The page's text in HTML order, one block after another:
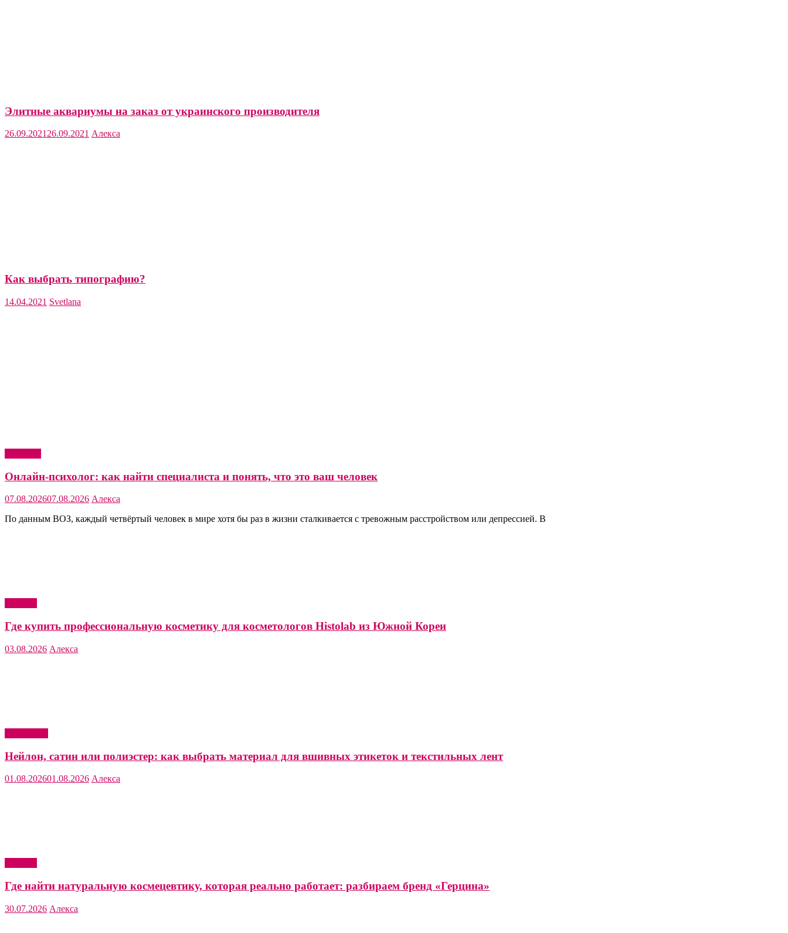
Элитные аквариумы на заказ от украинского производителя
26.09.202126.09.2021 Алекса
Как выбрать типографию?
14.04.2021 Svetlana
Онлайн-психолог: как найти специалиста и понять, что это ваш человек
07.08.202607.08.2026 Алекса
По данным ВОЗ, каждый четвёртый человек в мире хотя бы раз в жизни сталкивается с тревожным расстройством или депрессией. В
Где купить профессиональную косметику для косметологов Histolab из Южной Кореи
03.08.2026 Алекса
Нейлон, сатин или полиэстер: как выбрать материал для вшивных этикеток и текстильных лент
01.08.202601.08.2026 Алекса
Где найти натуральную космецевтику, которая реально работает: разбираем бренд «Герцина»
30.07.2026 Алекса